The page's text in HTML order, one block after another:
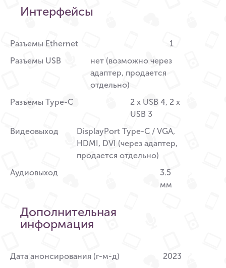
Интерфейсы
Разъемы Ethernet
1
Разъемы USB
нет (возможно через
адаптер, продается
отдельно)
Разъемы Type-C
2 x USB 4, 2 x
USB 3
Видеовыход
DisplayPort Type-C / VGA,
HDMI, DVI (через адаптер,
продается отдельно)
Аудиовыход
3.5
мм
Дополнительная
информация
Дата анонсирования (г-м-д) 2023